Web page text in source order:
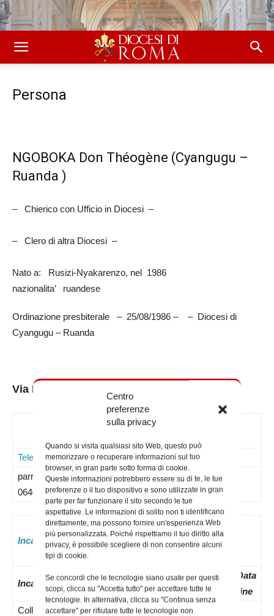
Centro
preferenze
sulla privacy
Quando si visita qualsiasi sito Web, questo può
memorizzare o recuperare informazioni sul tuo
browser, in gran parte sotto forma di cookie.
Queste informazioni potrebbero essere su di te, le tue
preferenze o il tuo dispositivo e sono utilizzate in gran
parte per far funzionare il sito secondo le tue
aspettative. Le informazioni di solito non ti identificano
direttamente, ma possono fornire un'esperienza Web
più personalizzata. Poiché rispettiamo il tuo diritto alla
privacy, è possibile scegliere di non consentire alcuni
tipi di cookie.
Se concordi che le tecnologie siano usate per questi
scopi, clicca su "Accetta tutto" per accettare tutte le
tecnologie. In alternativa, clicca su "Continua senza
accettare" per rifiutare tutte le tecnologie non
Persona
NGOBOKA Don Théogène (Cyangugu –
Ruanda )
– Chierico con Ufficio in Diocesi –
– Clero di altra Diocesi –
Nato a: Rusizi-Nyakarenzo, nel 1986
nazionalita’ ruandese
Ordinazione presbiterale – 25/08/1986 – – Diocesi di
Cyangugu – Ruanda
Via Ernesto Rossi 44 – 00155 Roma
Contatti
Telefoni Mail
Note
parrocchia –
064070360
Incaricati attuali:
Incarico
Data
nomina
N.
Decreto
Data
inizio
Data
fine
Collaboratore